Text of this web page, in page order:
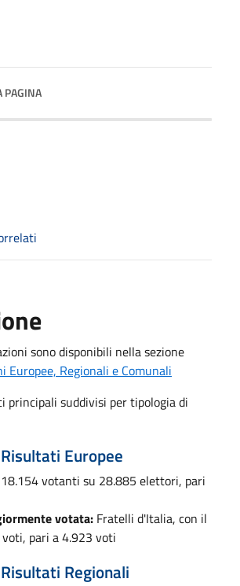
PAGINA
sono disponibili nella sezione
Europee, Regionali e Comunali
principali suddivisi per tipologia di
Europee
18.154 votanti su 28.885 elettori, pari
votata: Fratelli d'Italia, con il
voti, pari a 4.923 voti
Regionali